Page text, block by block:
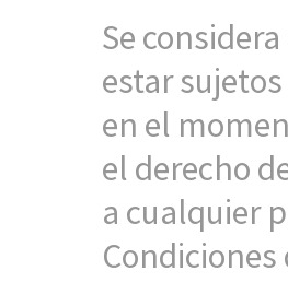
Se
estar
en el
el derecho
a cualquier